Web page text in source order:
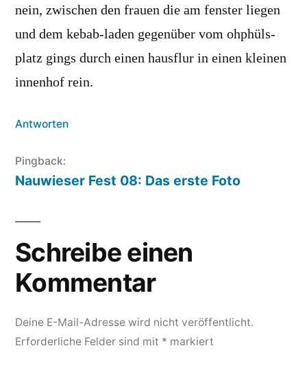
nein, zwischen den frauen die am fenster liegen
und dem kebab-laden gegenüber vom ohphüls-
platz gings durch einen hausflur in einen kleinen
innenhof rein.
Antworten
Pingback:
Nauwieser Fest 08: Das erste Foto
Schreibe einen
Kommentar
Deine E-Mail-Adresse wird nicht veröffentlicht.
Erforderliche Felder sind mit * markiert